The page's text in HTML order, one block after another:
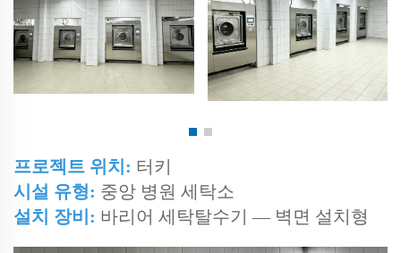
프로젝트 위치: 터키
시설 유형: 중앙 병원 세탁소
설치 장비: 바리어 세탁탈수기 — 벽면 설치형